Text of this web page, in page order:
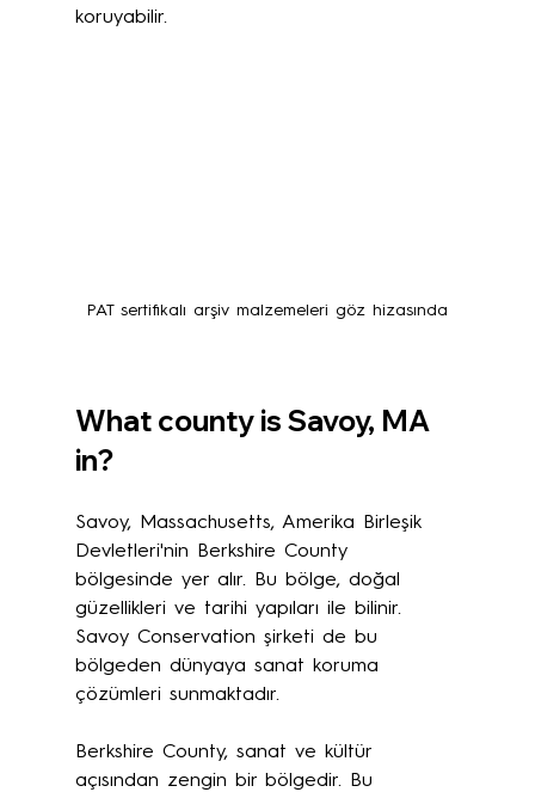
koruyabilir.
PAT sertifikalı arşiv malzemeleri göz hizasında
What county is Savoy, MA
in?
Savoy, Massachusetts, Amerika Birleşik
Devletleri'nin Berkshire County
bölgesinde yer alır. Bu bölge, doğal
güzellikleri ve tarihi yapıları ile bilinir.
Savoy Conservation şirketi de bu
bölgeden dünyaya sanat koruma
çözümleri sunmaktadır.
Berkshire County, sanat ve kültür
açısından zengin bir bölgedir. Bu